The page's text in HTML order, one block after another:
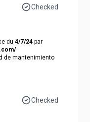
Checked
du 4/7/24 par
de mantenimiento
Checked